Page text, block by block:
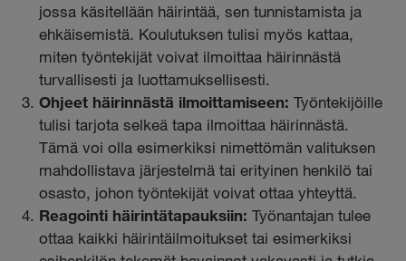
jossa käsitellään häirintää, sen tunnistamista ja
ehkäisemistä. Koulutuksen tulisi myös kattaa,
miten työntekijät voivat ilmoittaa häirinnästä
turvallisesti ja luottamuksellisesti.
Ohjeet häirinnästä ilmoittamiseen: Työntekijöille
tulisi tarjota selkeä tapa ilmoittaa häirinnästä.
Tämä voi olla esimerkiksi nimettömän valituksen
mahdollistava järjestelmä tai erityinen henkilö tai
osasto, johon työntekijät voivat ottaa yhteyttä.
Reagointi häirintätapauksiin: Työnantajan tulee
ottaa kaikki häirintäilmoitukset tai esimerkiksi